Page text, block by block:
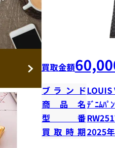
買取金額
ブランドLOUIS
商品名ﾃﾞﾆﾑﾊﾟ
型番
買取時期2025